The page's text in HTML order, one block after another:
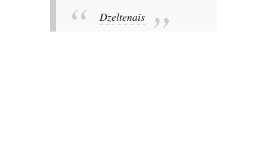
Dzeltenais